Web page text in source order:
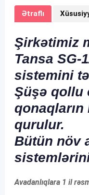
Ətraflı
Şirkətimiz
Tansa SG-
sistemini
Şüşə qollu
qurulur.
Bütün növ
Avadanlıqlara 1 il